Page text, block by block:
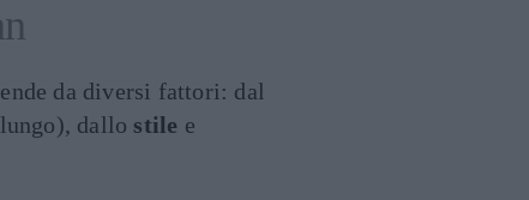
da diversi fattori: dal
dallo stile e